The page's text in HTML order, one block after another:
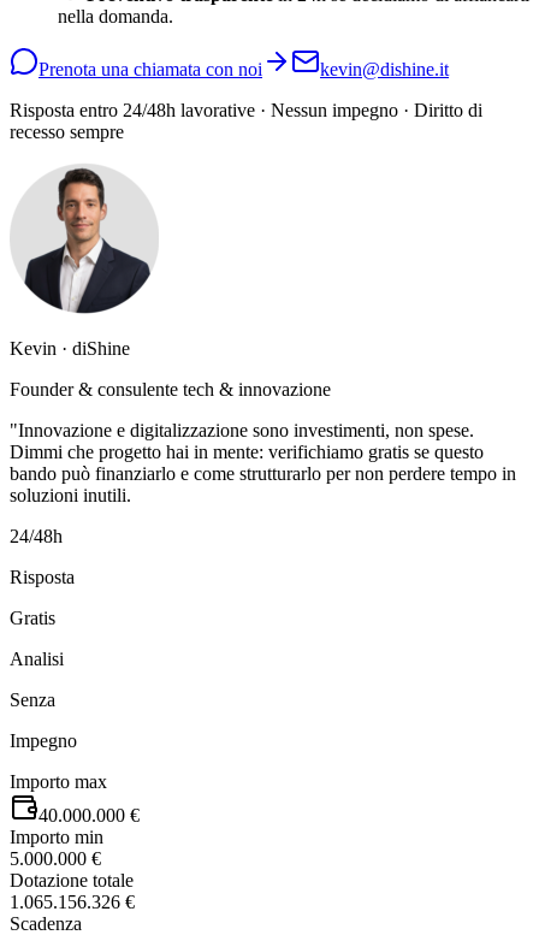
nella domanda.
Prenota una chiamata con noi
kevin@dishine.it
Risposta entro 24/48h lavorative · Nessun impegno · Diritto di
recesso sempre
Kevin · diShine
Founder & consulente tech & innovazione
"Innovazione e digitalizzazione sono investimenti, non spese.
Dimmi che progetto hai in mente: verifichiamo gratis se questo
bando può finanziarlo e come strutturarlo per non perdere tempo in
soluzioni inutili.
24/48h
Risposta
Gratis
Analisi
Senza
Impegno
Importo max
40.000.000 €
Importo min
5.000.000 €
Dotazione totale
1.065.156.326 €
Scadenza